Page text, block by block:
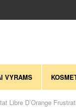
VYRAMS
Libre D’Orange